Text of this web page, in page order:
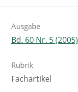
Ausgabe
Bd. 60 Nr. 5 (2005)
Rubrik
Fachartikel